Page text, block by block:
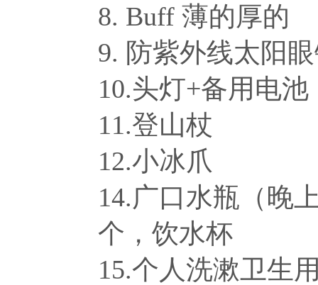
8. Buff 薄的厚的
9. 防紫外线太阳
10.头灯+备用电池
11.登山杖
12.小冰爪
14.广口水瓶（晚
个，饮水杯
15.个人洗漱卫生